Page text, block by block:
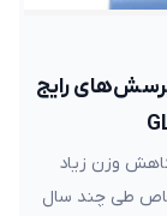
پرسش‌های رایج
وزن زیاد
خاص طی چند سال